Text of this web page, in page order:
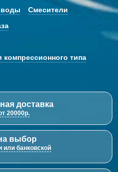
воды
Смесители
типа
доставка
20000р.
выбор
банковской